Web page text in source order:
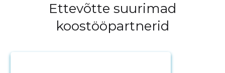
Ettevõtte suurimad
koostööpartnerid